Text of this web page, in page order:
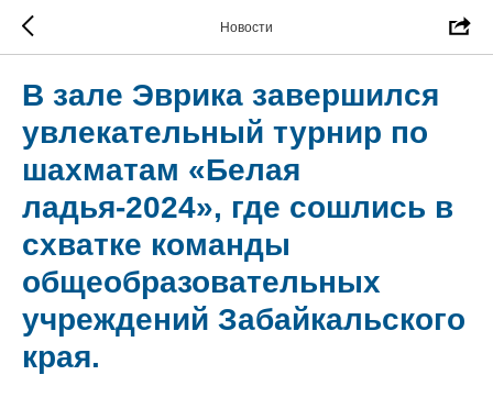
Новости
В зале Эврика завершился
увлекательный турнир по
шахматам «Белая
ладья-2024», где сошлись в
схватке команды
общеобразовательных
учреждений Забайкальского
края.